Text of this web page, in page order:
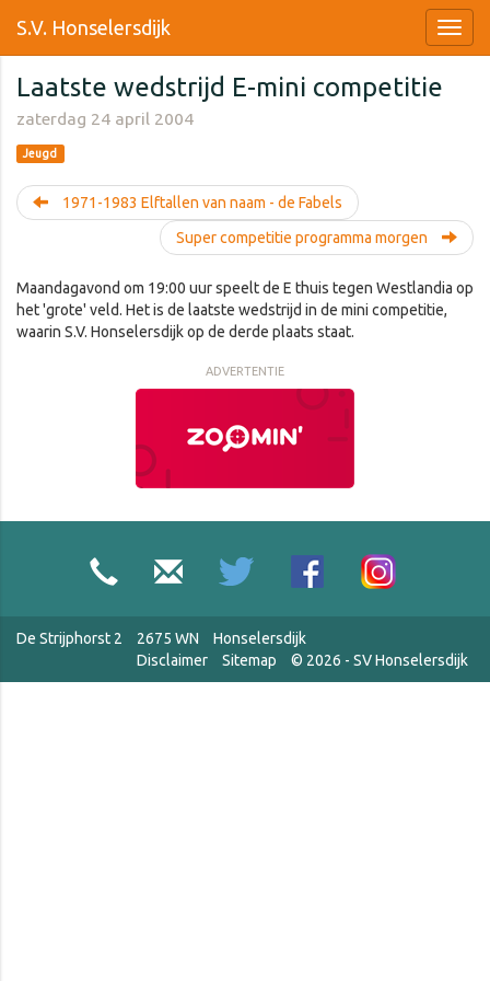
S.V. Honselersdijk
Laatste wedstrijd E-mini competitie
zaterdag 24 april 2004
Jeugd
1971-1983 Elftallen van naam - de Fabels
Super competitie programma morgen
Maandagavond om 19:00 uur speelt de E thuis tegen Westlandia op
het 'grote' veld. Het is de laatste wedstrijd in de mini competitie,
waarin S.V. Honselersdijk op de derde plaats staat.
ADVERTENTIE
De Strijphorst 2 2675 WN
Honselersdijk
Disclaimer
Sitemap © 2026 - SV Honselersdijk